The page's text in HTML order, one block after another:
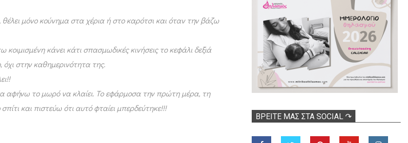
μόνο κούνημα στα χέρια ή στο καρότσι και όταν την βάζω
κάνει κάτι σπασμωδικές κινήσεις το κεφάλι δεξιά
στην καθημερινότητα της.
αφήνω το μωρό να κλαίει. Το εφάρμοσα την πρώτη μέρα, τη
και πιστεύω ότι αυτό φταίει μπερδεύτηκε!!!
ΒΡΕΊΤΕ ΜΑΣ ΣΤΑ SOCIAL ↷